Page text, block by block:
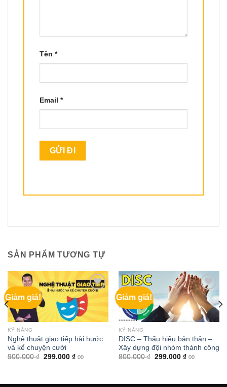
Tên *
Email *
SẢN PHẨM TƯƠNG TỰ
Giảm giá!
KỸ NĂNG
Nghệ thuật giao tiếp hài hước
và kể chuyện cười
900.000₫ Giá
299.000 ₫Giá
299.000 ₫.
00
Giảm giá!
KỸ NĂNG
DISC – Thấu hiểu bản thân –
Xây dựng đội nhóm thành công
800.000₫ Giá
299.000 ₫Giá
299.000 ₫.
00